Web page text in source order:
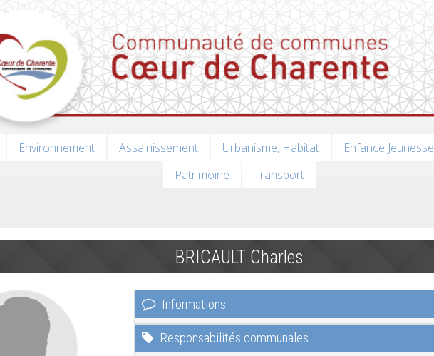
Environnement Assainissement Urbanisme, Habitat Enfance Jeunesse
Patrimoine
Transport
BRICAULT Charles
Informations
Responsabilités communales